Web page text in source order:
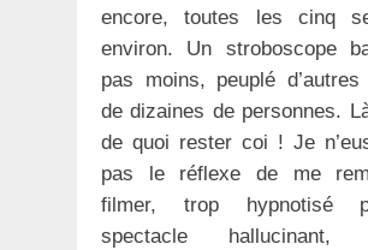
encore, toutes les cinq
environ. Un stroboscope
pas moins, peuplé d’autres
de dizaines de personnes.
de quoi rester coi ! Je
pas le réflexe de me
filmer, trop hypnotisé
spectacle hallucinant,